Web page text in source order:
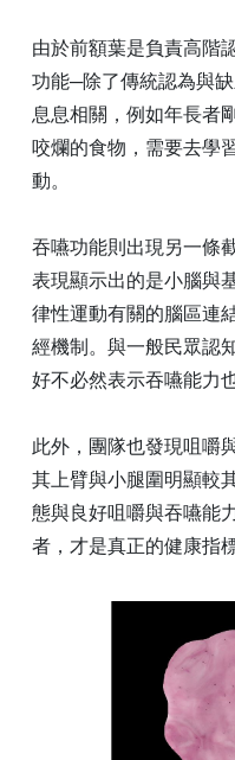
由於前額葉是負責高階
功能─除了傳統認為與
息息相關，例如年長者
咬爛的食物，需要去學
動。
吞嚥功能則出現另一條
表現顯示出的是小腦與
律性運動有關的腦區連
經機制。與一般民眾認
好不必然表示吞嚥能力也
此外，團隊也發現咀嚼
其上臂與小腿圍明顯較
態與良好咀嚼與吞嚥能
者，才是真正的健康指標